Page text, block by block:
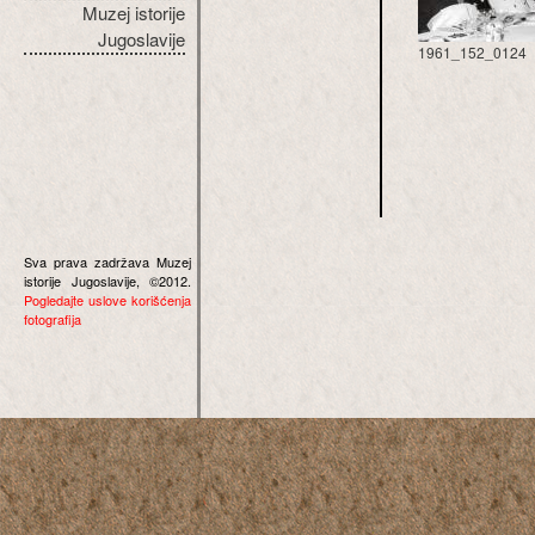
Muzej istorije
Jugoslavije
Sva prava zadržava Muzej
istorije Jugoslavije, ©2012.
Pogledajte uslove korišćenja
fotografija
1961_152_0124